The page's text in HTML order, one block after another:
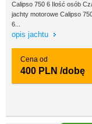
Calipso 750 6 Ilość osób
jachty motorowe Calipso
6...
opis jachtu
Cena od
400 PLN /dobę